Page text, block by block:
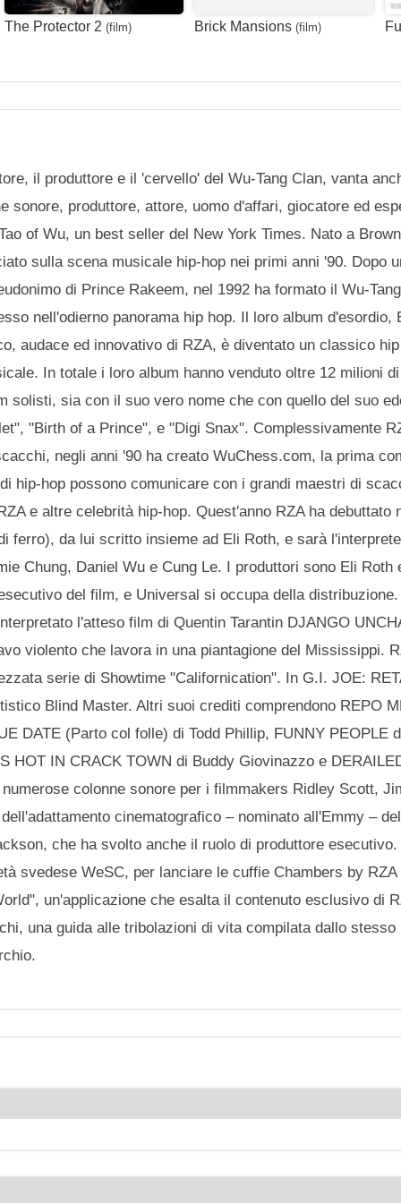
The Protector 2 (film) Brick Mansions (film)
il produttore e il 'cervello' del Wu-Tang Clan, vanta
produttore, attore, uomo d'affari, giocatore ed
of Wu, un best seller del New York Times. Nato a
sulla scena musicale hip-hop nei primi anni '90. Dopo
di Prince Rakeem, nel 1992 ha formato il Wu-
nell'odierno panorama hip hop. Il loro album d'esordio,
audace ed innovativo di RZA, è diventato un classico
In totale i loro album hanno venduto oltre 12 milioni
solisti, sia con il suo vero nome che con quello del suo
"Birth of a Prince", e "Digi Snax". Complessivamente
negli anni '90 ha creato WuChess.com, la prima
hip-hop possono comunicare con i grandi maestri di
e altre celebrità hip-hop. Quest'anno RZA ha debuttato
ferro), da lui scritto insieme ad Eli Roth, e sarà
Chung, Daniel Wu e Cung Le. I produttori sono Eli Roth
del film, e Universal si occupa della
l'atteso film di Quentin Tarantin DJANGO
violento che lavora in una piantagione del Mississippi.
serie di Showtime "Californication". In G.I. JOE:
Blind Master. Altri suoi crediti comprendono REPO
DATE (Parto col folle) di Todd Phillip, FUNNY PEOPLE
HOT IN CRACK TOWN di Buddy Giovinazzo e
colonne sonore per i filmmakers Ridley Scott,
cinematografico – nominato all'Emmy –
che ha svolto anche il ruolo di produttore
svedese WeSC, per lanciare le cuffie Chambers by
un'applicazione che esalta il contenuto esclusivo di
una guida alle tribolazioni di vita compilata dallo stesso